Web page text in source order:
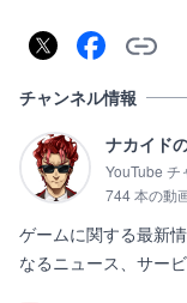
チャンネル情報
ナカイド
YouTube チ
744 本の動
ゲームに関する最新
なるニュース、サー